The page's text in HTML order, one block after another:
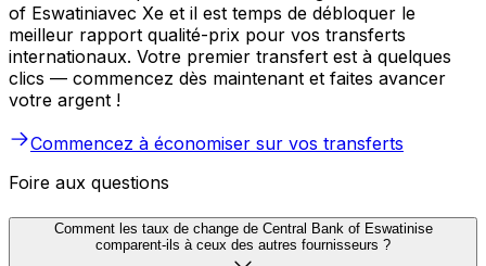
of Eswatiniavec Xe et il est temps de débloquer le
meilleur rapport qualité-prix pour vos transferts
internationaux. Votre premier transfert est à quelques
clics — commencez dès maintenant et faites avancer
votre argent !
Commencez à économiser sur vos transferts
Foire aux questions
Comment les taux de change de Central Bank of Eswatinise
comparent-ils à ceux des autres fournisseurs ?